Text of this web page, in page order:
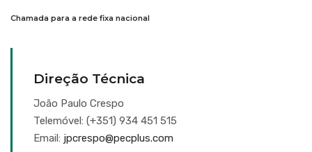
Chamada para a rede fixa nacional
Direção Técnica
João Paulo Crespo
Telemóvel: (+351) 934 451 515
Email: jpcrespo@pecplus.com